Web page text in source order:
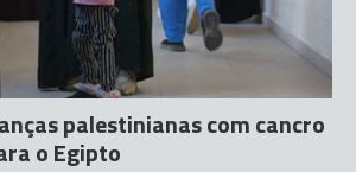
palestinianas com cancro
o Egipto